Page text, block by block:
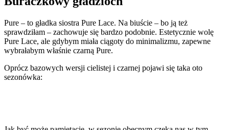
Pure – to gładka siostra Pure Lace. Na biuście – bo ją też
sprawdziłam – zachowuje się bardzo podobnie. Estetycznie wolę
Pure Lace, ale gdybym miała ciągoty do minimalizmu, zapewne
wybrałabym właśnie czarną Pure.
Oprócz bazowych wersji cielistej i czarnej pojawi się taka oto
sezonówka: